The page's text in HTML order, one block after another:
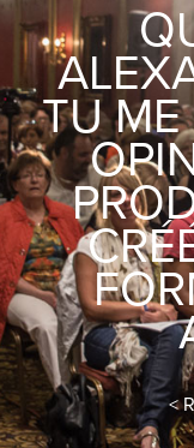
TU
<